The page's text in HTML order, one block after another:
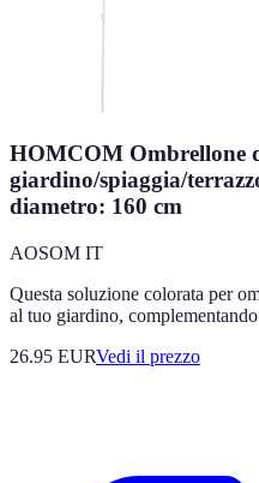
HOMCOM Ombrellone
giardino/spiaggia/
diametro: 160 cm
AOSOM IT
Questa soluzione colorata per
al tuo giardino,
26.95 EURVedi il prezzo